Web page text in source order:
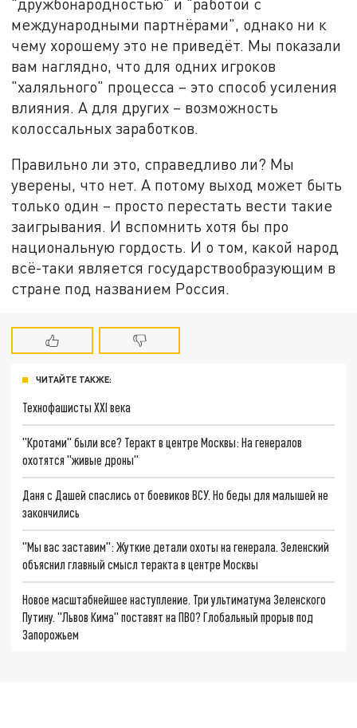
международными партнёрами", однако ни к
чему хорошему это не приведёт. Мы показали
вам наглядно, что для одних игроков
"халяльного" процесса – это способ усиления
влияния. А для других – возможность
колоссальных заработков.
Правильно ли это, справедливо ли? Мы
уверены, что нет. А потому выход может быть
только один – просто перестать вести такие
заигрывания. И вспомнить хотя бы про
национальную гордость. И о том, какой народ
всё-таки является государствообразующим в
стране под названием Россия.
ЧИТАЙТЕ ТАКЖЕ:
Технофашисты XXI века
"Кротами" были все? Теракт в центре Москвы: На генералов
охотятся "живые дроны"
Даня с Дашей спаслись от боевиков ВСУ. Но беды для малышей не
закончились
"Мы вас заставим": Жуткие детали охоты на генерала. Зеленский
объяснил главный смысл теракта в центре Москвы
Новое масштабнейшее наступление. Три ультиматума Зеленского
Путину. "Львов Кима" поставят на ПВО? Глобальный прорыв под
Запорожьем